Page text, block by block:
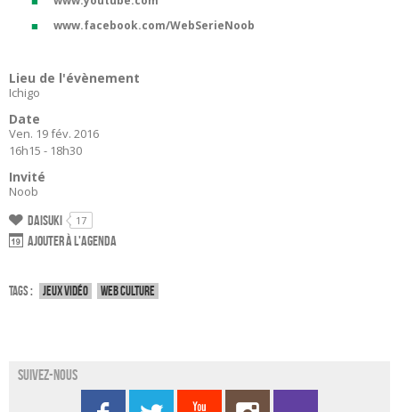
www.facebook.com/WebSerieNoob
Lieu de l'évènement
Ichigo
Date
Ven. 19 fév. 2016
16h15 - 18h30
Invité
Noob
Daisuki 17
Ajouter à l'agenda
Tags : Jeux vidéo Web culture
Suivez-nous